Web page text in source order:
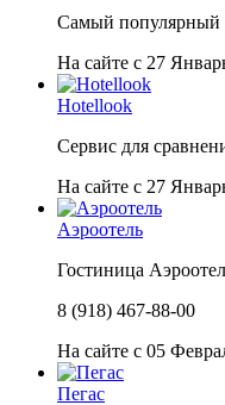
Самый популярный
На сайте с 27
Hotellook
Сервис для
На сайте с 27
Аэроотель
Гостиница
8 (918) 467-88-00
На сайте с 05
Пегас